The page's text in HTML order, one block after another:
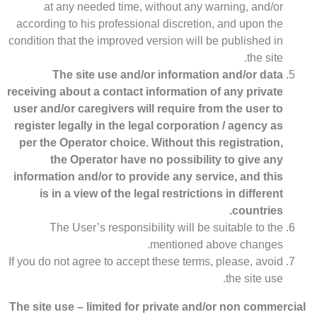
at any needed time, without any warning, and/or
according to his professional discretion, and upon the
condition that the improved version will be published in
the site.
The site use and/or information and/or data
receiving about a contact information of any private
user and/or caregivers will require from the user to
register legally in the legal corporation / agency as
per the Operator choice. Without this registration,
the Operator have no possibility to give any
information and/or to provide any service, and this
is in a view of the legal restrictions in different
countries.
The User’s responsibility will be suitable to the
mentioned above changes.
If you do not agree to accept these terms, please, avoid
the site use.
The site use – limited for private and/or non commercial